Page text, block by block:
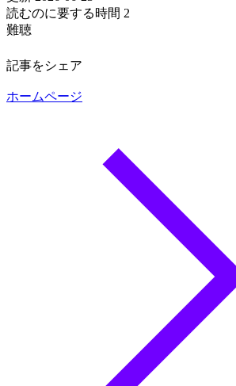
読むのに要する時間 2
難聴
記事をシェア
ホームページ